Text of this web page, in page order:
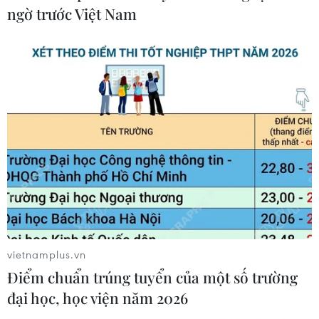
Mưa lớn gây ngập cục bộ, chia cắt
một số khu vực miền núi Quảng Trị
09/08/2026 04:35
Bão Dolphin gây ảnh hưởng diện
09/08/2026 04:23
Nhật Bản: Sạt lở đất khiến gần 400
du khách mắc kẹt
09/08/2026 03:52
ngờ trước Việt Nam
vietnamplus.vn
Điểm chuẩn trúng tuyển của một số trường
đại học, học viện năm 2026